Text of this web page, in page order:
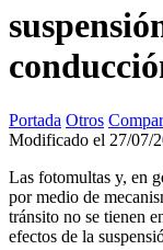
Portada Otros
Modificado el 27/07/
Las fotomultas y, en
por medio de
tránsito no se tienen
efectos de la